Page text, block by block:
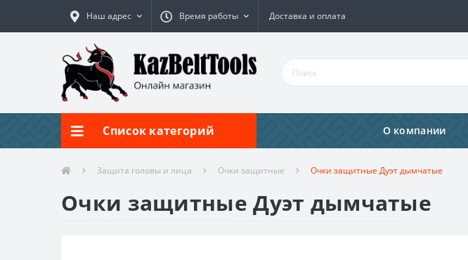
Наш адрес Время работы Доставка и оплата
Список категорий О компании
Защита головы и лица Очки защитные Очки защитные Дуэт дымчатые
Очки защитные Дуэт дымчатые